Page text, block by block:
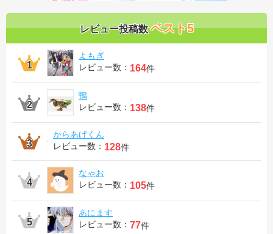
レビュー投稿数ベスト5
よもぎ
レビュー数： 164件
鴨
レビュー数： 138件
からあげくん
レビュー数： 128件
なゃお
レビュー数： 105件
あにます
レビュー数： 77件